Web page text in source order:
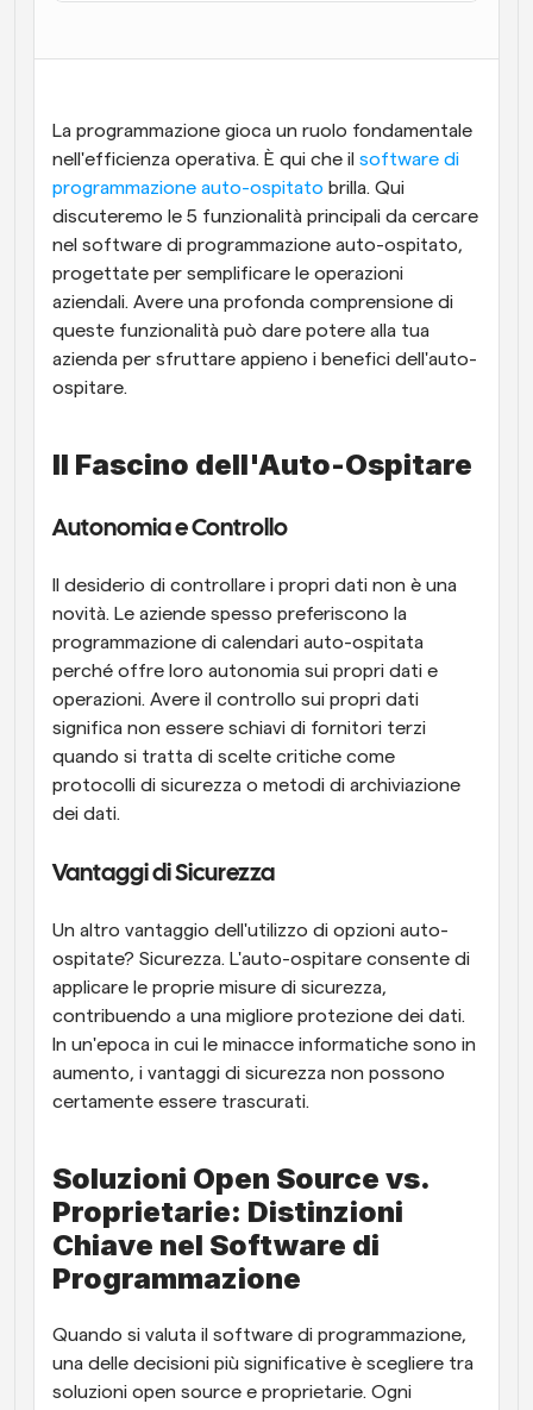
Programmazione potenziata con chiamate
supportate dall'IA
Automatizzare la pianificazione e i promemoria
Blog
Rimani aggiornato con le ultime notizie e aggiornamenti
Riunioni Instantanee
Link di Gruppo Dinamico
Webhook
La programmazione gioca un ruolo fondamentale
nell'efficienza operativa. È qui che il software di
programmazione auto-ospitato brilla. Qui
discuteremo le 5 funzionalità principali da cercare
nel software di programmazione auto-ospitato,
progettate per semplificare le operazioni
aziendali. Avere una profonda comprensione di
queste funzionalità può dare potere alla tua
azienda per sfruttare appieno i benefici dell'auto-
ospitare.
Il Fascino dell'Auto-Ospitare
Autonomia e Controllo
Il desiderio di controllare i propri dati non è una
novità. Le aziende spesso preferiscono la
programmazione di calendari auto-ospitata
perché offre loro autonomia sui propri dati e
operazioni. Avere il controllo sui propri dati
significa non essere schiavi di fornitori terzi
quando si tratta di scelte critiche come
protocolli di sicurezza o metodi di archiviazione
dei dati.
Vantaggi di Sicurezza
Un altro vantaggio dell'utilizzo di opzioni auto-
ospitate? Sicurezza. L'auto-ospitare consente di
applicare le proprie misure di sicurezza,
contribuendo a una migliore protezione dei dati.
In un'epoca in cui le minacce informatiche sono in
aumento, i vantaggi di sicurezza non possono
certamente essere trascurati.
Soluzioni Open Source vs.
Proprietarie: Distinzioni
Chiave nel Software di
Programmazione
Quando si valuta il software di programmazione,
una delle decisioni più significative è scegliere tra
soluzioni open source e proprietarie. Ogni